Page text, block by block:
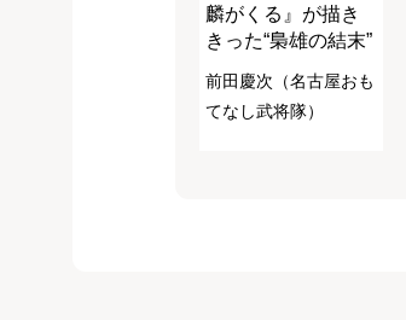
麟がくる』が描き
きった“梟雄の結末”
前田慶次（名古屋おも
てなし武将隊）